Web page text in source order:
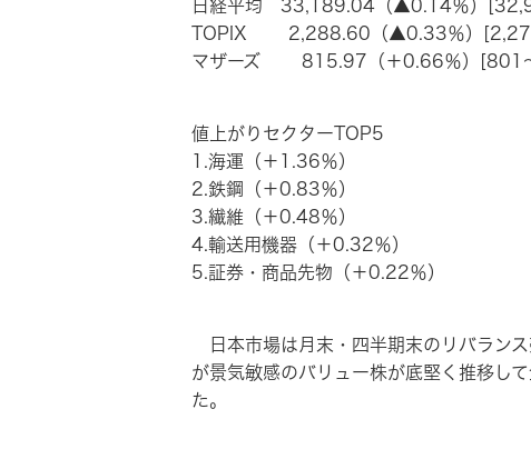
日経平均 33,189.04（▲0.14％）
TOPIX 2,288.60（▲0.33％）
マザーズ 815.97（＋0.66％）[801
値上がりセクターTOP5
1.海運（＋1.36％）
2.鉄鋼（＋0.83％）
3.繊維（＋0.48％）
4.輸送用機器（＋0.32％）
5.証券・商品先物（＋0.22％）
日本市場は月末・四半期末のリバラン
が景気敏感のバリュー株が底堅く推移し
た。